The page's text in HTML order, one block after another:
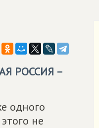
РОССИЯ –
одного
не